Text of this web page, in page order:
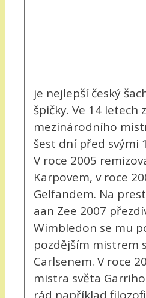
je nejlepší český
špičky. Ve 14 letech
mezinárodního
šest dní před svými
V roce 2005
Karpovem, v roce
Gelfandem. Na
aan Zee 2007
Wimbledon se mu
pozdějším mistrem
Carlsenem. V roce
mistra světa